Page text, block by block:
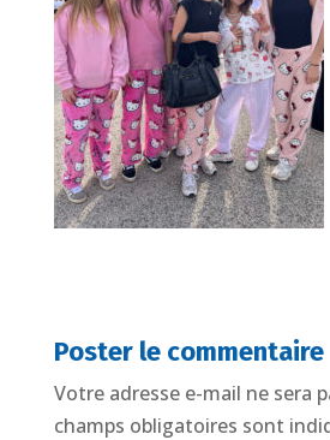
Poster le commentaire
Votre adresse e-mail ne sera
champs obligatoires sont